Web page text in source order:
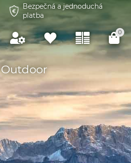
Bezpečná a jednoduchá
platba
0
Outdoor